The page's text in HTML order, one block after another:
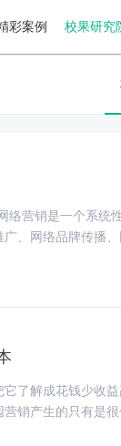
彩案例 校果研究
络营销是一个系统
、网络品牌传播、
了解成花钱少收
销产生的只有是很